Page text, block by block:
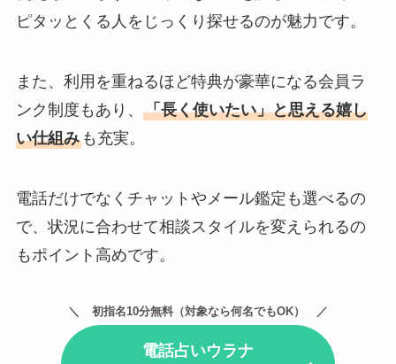
ピタッとくる人をじっくり探せるのが魅力です。
また、利用を重ねるほど特典が豪華になる会員ラ
ンク制度もあり、 「長く使いたい」と思える嬉し
い仕組みも充実。
電話だけでなくチャットやメール鑑定も選べるの
で、状況に合わせて相談スタイルを変えられるの
もポイント高めです。
初指名10分無料（対象なら何名でもOK）
電話占いウラナ